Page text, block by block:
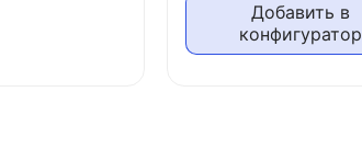
Добавить в
конфигуратор